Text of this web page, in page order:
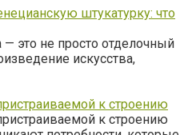
штукатурку: что
— это не просто отделочный
искусства,
к строению
к строению